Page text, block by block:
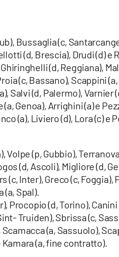
Bussaglia (c,
(d, Brescia), Drudi (d) e
(d, Reggiana),
(c, Bassano), Scappini
Salvi (d, Palermo), Varnier
Genoa), Arrighini (a) e
(a), Liviero (d), Lora (c)
Volpe (p, Gubbio),
(d, Ascoli), Migliore (d,
Inter), Greco (c, Foggia),
(a, Spal).
Procopio (d, Torino),
Truiden), Sbrissa (c,
(a, Sassuolo),
Kamara (a, fine contratto).